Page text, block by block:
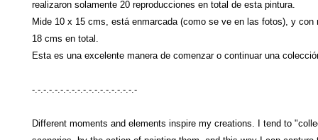
realizaron solamente 20 reproducciones en total de esta pintura.
Mide 10 x 15 cms, está enmarcada (como se ve en las fotos), y con
18 cms en total.
Esta es una excelente manera de comenzar o continuar una
-.-.-.-.-.-.-.-.-.-.-.-.-.-.-.-.-.-.-
Different moments and elements inspire my creations. I tend to